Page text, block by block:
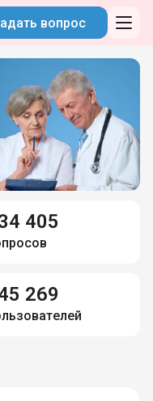
вопрос
405
269